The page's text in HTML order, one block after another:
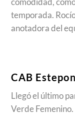
temporada.
anotadora del
CAB
Llegó el último
Verde